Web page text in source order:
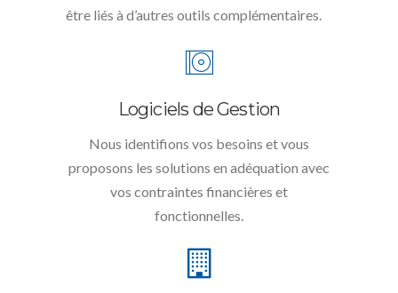
être liés à d’autres outils complémentaires.
Logiciels de Gestion
Nous identifions vos besoins et vous
proposons les solutions en adéquation avec
vos contraintes financières et
fonctionnelles.